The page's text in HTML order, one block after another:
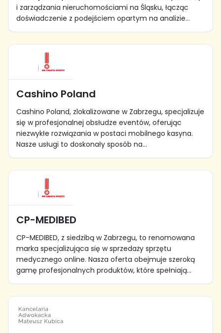
i zarządzania nieruchomościami na Śląsku, łącząc
doświadczenie z podejściem opartym na analizie...
Cashino Poland
Cashino Poland, zlokalizowane w Zabrzegu, specjalizuje
się w profesjonalnej obsłudze eventów, oferując
niezwykłe rozwiązania w postaci mobilnego kasyna.
Nasze usługi to doskonały sposób na...
CP-MEDIBED
CP-MEDIBED, z siedzibą w Zabrzegu, to renomowana
marka specjalizująca się w sprzedaży sprzętu
medycznego online. Nasza oferta obejmuje szeroką
gamę profesjonalnych produktów, które spełniają...